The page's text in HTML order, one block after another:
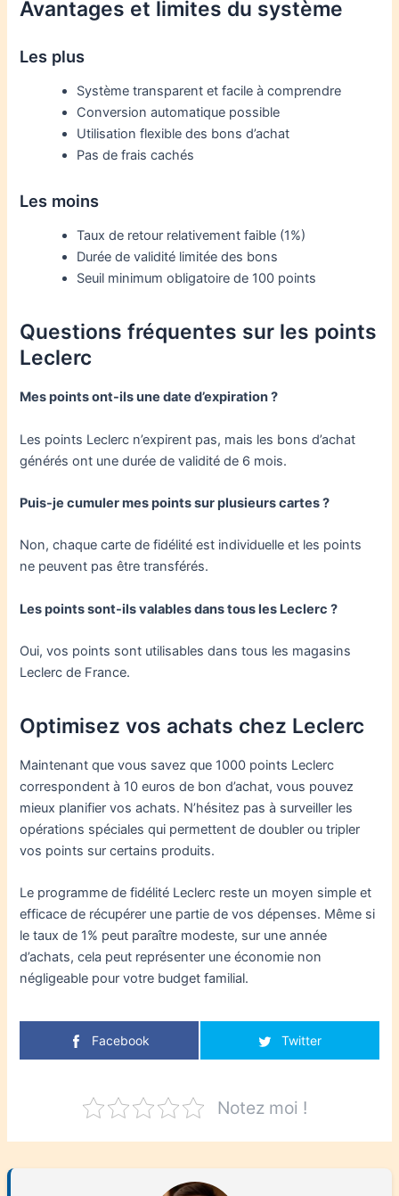
Avantages et limites du système
Les plus
Système transparent et facile à comprendre
Conversion automatique possible
Utilisation flexible des bons d’achat
Pas de frais cachés
Les moins
Taux de retour relativement faible (1%)
Durée de validité limitée des bons
Seuil minimum obligatoire de 100 points
Questions fréquentes sur les points
Leclerc
Mes points ont-ils une date d’expiration ?
Les points Leclerc n’expirent pas, mais les bons d’achat
générés ont une durée de validité de 6 mois.
Puis-je cumuler mes points sur plusieurs cartes ?
Non, chaque carte de fidélité est individuelle et les points
ne peuvent pas être transférés.
Les points sont-ils valables dans tous les Leclerc ?
Oui, vos points sont utilisables dans tous les magasins
Leclerc de France.
Optimisez vos achats chez Leclerc
Maintenant que vous savez que 1000 points Leclerc
correspondent à 10 euros de bon d’achat, vous pouvez
mieux planifier vos achats. N’hésitez pas à surveiller les
opérations spéciales qui permettent de doubler ou tripler
vos points sur certains produits.
Le programme de fidélité Leclerc reste un moyen simple et
efficace de récupérer une partie de vos dépenses. Même si
le taux de 1% peut paraître modeste, sur une année
d’achats, cela peut représenter une économie non
négligeable pour votre budget familial.
Facebook Twitter
Notez moi !